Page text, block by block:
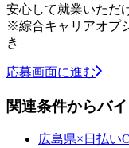
安心して就業いただ
※綜合キャリアオプ
き
応募画面に進む
関連条件からバ
広島県×日払い